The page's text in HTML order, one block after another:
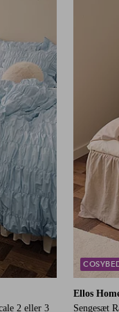
2 eller 3
Ellos
Sengesæt